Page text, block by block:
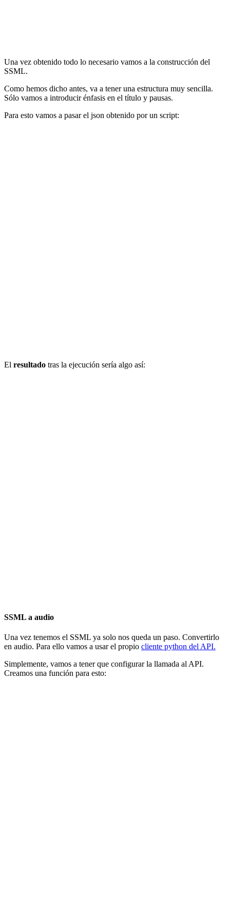
Una vez obtenido todo lo necesario vamos a la construcción del
SSML.
Como hemos dicho antes, va a tener una estructura muy sencilla.
Sólo vamos a introducir énfasis en el título y pausas.
Para esto vamos a pasar el json obtenido por un script:
El resultado tras la ejecución sería algo así:
SSML a audio
Una vez tenemos el SSML ya solo nos queda un paso. Convertirlo
en audio. Para ello vamos a usar el propio cliente python del API.
Simplemente, vamos a tener que configurar la llamada al API.
Creamos una función para esto: